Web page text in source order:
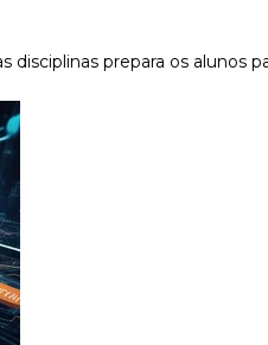
disciplinas prepara os alunos